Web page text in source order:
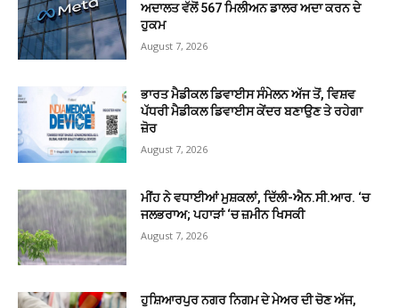
ਅਦਾਲਤ ਵੱਲੋਂ 567 ਮਿਲੀਅਨ ਡਾਲਰ ਅਦਾ ਕਰਨ ਦੇ
ਹੁਕਮ
August 7, 2026
ਭਾਰਤ ਮੈਡੀਕਲ ਡਿਵਾਈਸ ਸੰਮੇਲਨ ਅੱਜ ਤੋਂ, ਵਿਸ਼ਵ
ਪੱਧਰੀ ਮੈਡੀਕਲ ਡਿਵਾਈਸ ਕੇਂਦਰ ਬਣਾਉਣ ਤੇ ਰਹੇਗਾ
ਜ਼ੋਰ
August 7, 2026
ਮੀਂਹ ਨੇ ਵਧਾਈਆਂ ਮੁਸ਼ਕਲਾਂ, ਦਿੱਲੀ-ਐਨ.ਸੀ.ਆਰ. ‘ਚ
ਜਲਭਰਾਅ; ਪਹਾੜਾਂ ‘ਚ ਜ਼ਮੀਨ ਖਿਸਕੀ
August 7, 2026
ਹੁਸ਼ਿਆਰਪੁਰ ਨਗਰ ਨਿਗਮ ਦੇ ਮੇਅਰ ਦੀ ਚੋਣ ਅੱਜ,